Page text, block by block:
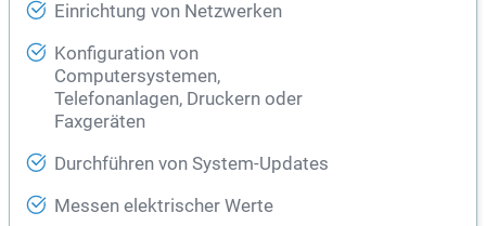
Einrichtung von Netzwerken
Konfiguration von
Computersystemen,
Telefonanlagen, Druckern oder
Faxgeräten
Durchführen von System-Updates
Messen elektrischer Werte